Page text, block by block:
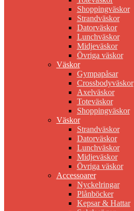
Shoppingväskor
Strandväskor
Datorväskor
Lunchväskor
Midjeväskor
Övriga väskor
Väskor
Gympapåsar
Crossbodyväskor
Axelväskor
Toteväskor
Shoppingväskor
Väskor
Strandväskor
Datorväskor
Lunchväskor
Midjeväskor
Övriga väskor
Accessoarer
Nyckelringar
Plånböcker
Kepsar & Hattar